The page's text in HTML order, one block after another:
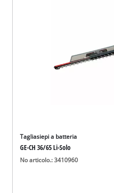
Tagliasiepi a batteria
GE-CH 36/65 Li-Solo
No articolo.: 3410960